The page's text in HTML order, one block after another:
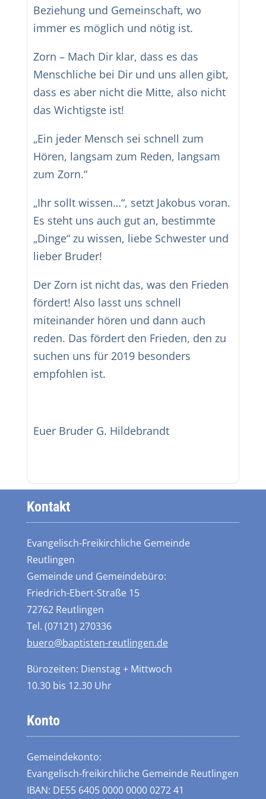
Beziehung und Gemeinschaft, wo
immer es möglich und nötig ist.
Zorn – Mach Dir klar, dass es das
Menschliche bei Dir und uns allen gibt,
dass es aber nicht die Mitte, also nicht
das Wichtigste ist!
„Ein jeder Mensch sei schnell zum
Hören, langsam zum Reden, langsam
zum Zorn.“
„Ihr sollt wissen…“, setzt Jakobus voran.
Es steht uns auch gut an, bestimmte
„Dinge“ zu wissen, liebe Schwester und
lieber Bruder!
Der Zorn ist nicht das, was den Frieden
fördert! Also lasst uns schnell
miteinander hören und dann auch
reden. Das fördert den Frieden, den zu
suchen uns für 2019 besonders
empfohlen ist.
Euer Bruder G. Hildebrandt
Kontakt
Evangelisch-Freikirchliche Gemeinde
Reutlingen
Gemeinde und Gemeindebüro:
Friedrich-Ebert-Straße 15
72762 Reutlingen
Tel. (07121) 270336
buero@baptisten-reutlingen.de
Bürozeiten: Dienstag + Mittwoch
10.30 bis 12.30 Uhr
Konto
Gemeindekonto:
Evangelisch-freikirchliche Gemeinde Reutlingen
IBAN: DE55 6405 0000 0000 0272 41